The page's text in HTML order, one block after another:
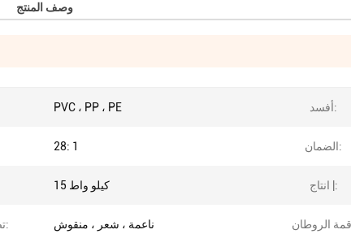
وصف المنتج
PVC ، PP ، PE أفسد:
28: 1 الضمان:
15 كيلو واط انتاج |:
تصميم السطح: ناعمة ، شعر ، منقوش